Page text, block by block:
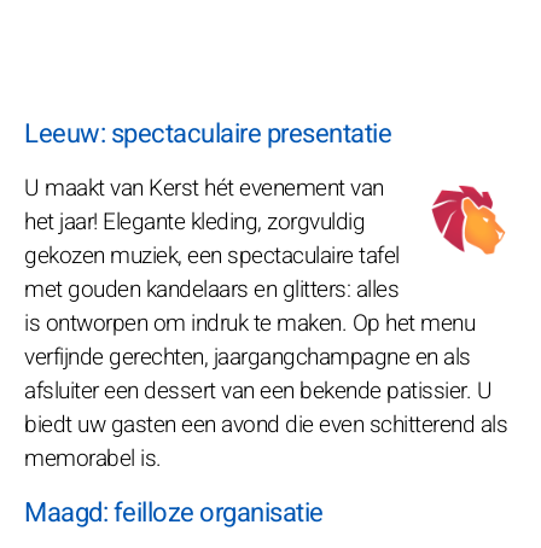
Leeuw: spectaculaire presentatie
U maakt van Kerst hét evenement van
het jaar! Elegante kleding, zorgvuldig
gekozen muziek, een spectaculaire tafel
met gouden kandelaars en glitters: alles
is ontworpen om indruk te maken. Op het menu
verfijnde gerechten, jaargangchampagne en als
afsluiter een dessert van een bekende patissier. U
biedt uw gasten een avond die even schitterend als
memorabel is.
Maagd: feilloze organisatie